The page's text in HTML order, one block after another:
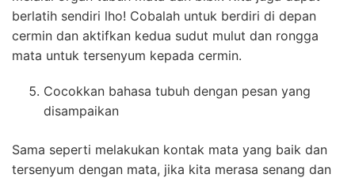
berlatih sendiri lho! Cobalah untuk berdiri di depan
cermin dan aktifkan kedua sudut mulut dan rongga
mata untuk tersenyum kepada cermin.
Cocokkan bahasa tubuh dengan pesan yang
disampaikan
Sama seperti melakukan kontak mata yang baik dan
tersenyum dengan mata, jika kita merasa senang dan